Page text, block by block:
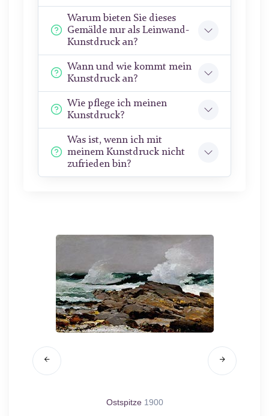
Warum bieten Sie dieses
Gemälde nur als Leinwand-
Kunstdruck an?
Wann und wie kommt mein
Kunstdruck an?
Wie pflege ich meinen
Kunstdruck?
Was ist, wenn ich mit
meinem Kunstdruck nicht
zufrieden bin?
Ostspitze 1900